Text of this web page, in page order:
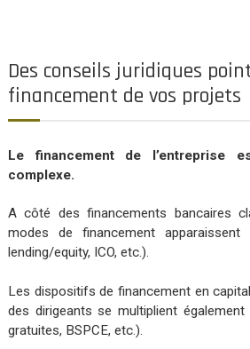
Des conseils juridiques
financement de vos projets
Le financement de l’entreprise
complexe.
A côté des financements bancaires
modes de financement
lending/equity, ICO, etc.).
Les dispositifs de financement en
des dirigeants se multiplient
gratuites, BSPCE, etc.).